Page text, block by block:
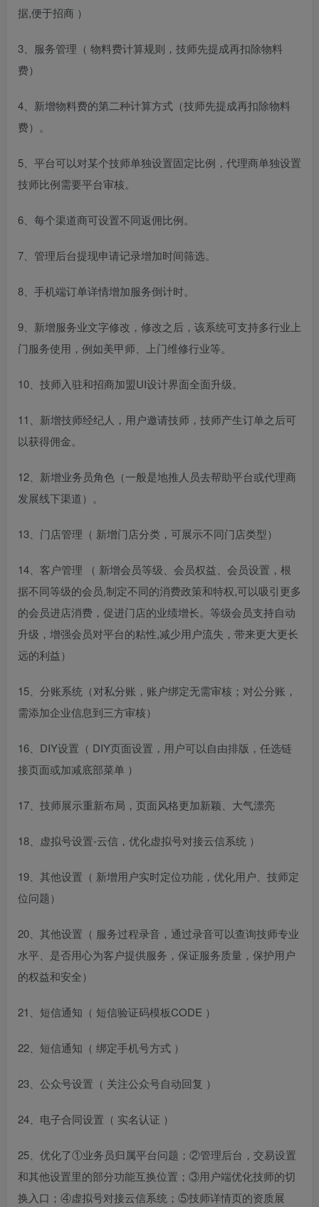
据,便于招商 ）
3、服务管理（ 物料费计算规则，技师先提成再扣除物料
费）
4、新增物料费的第二种计算方式（技师先提成再扣除物料
费）。
5、平台可以对某个技师单独设置固定比例，代理商单独设置
技师比例需要平台审核。
6、每个渠道商可设置不同返佣比例。
7、管理后台提现申请记录增加时间筛选。
8、手机端订单详情增加服务倒计时。
9、新增服务业文字修改，修改之后，该系统可支持多行业上
门服务使用，例如美甲师、上门维修行业等。
10、技师入驻和招商加盟UI设计界面全面升级。
11、新增技师经纪人，用户邀请技师，技师产生订单之后可
以获得佣金。
12、新增业务员角色（一般是地推人员去帮助平台或代理商
发展线下渠道）。
13、门店管理（ 新增门店分类，可展示不同门店类型）
14、客户管理 （ 新增会员等级、会员权益、会员设置，根
据不同等级的会员,制定不同的消费政策和特权,可以吸引更多
的会员进店消费，促进门店的业绩增长。等级会员支持自动
升级，增强会员对平台的粘性,减少用户流失，带来更大更长
远的利益）
15、分账系统（对私分账，账户绑定无需审核；对公分账，
需添加企业信息到三方审核）
16、DIY设置（ DIY页面设置，用户可以自由排版，任选链
接页面或加减底部菜单 ）
17、技师展示重新布局，页面风格更加新颖、大气漂亮
18、虚拟号设置-云信，优化虚拟号对接云信系统 ）
19、其他设置（ 新增用户实时定位功能，优化用户、技师定
位问题）
20、其他设置（ 服务过程录音，通过录音可以查询技师专业
水平、是否用心为客户提供服务，保证服务质量，保护用户
的权益和安全）
21、短信通知（ 短信验证码模板CODE ）
22、短信通知（ 绑定手机号方式 ）
23、公众号设置（ 关注公众号自动回复 ）
24、电子合同设置（ 实名认证 ）
25、优化了①业务员归属平台问题；②管理后台，交易设置
和其他设置里的部分功能互换位置；③用户端优化技师的切
换入口；④虚拟号对接云信系统；⑤技师详情页的资质展